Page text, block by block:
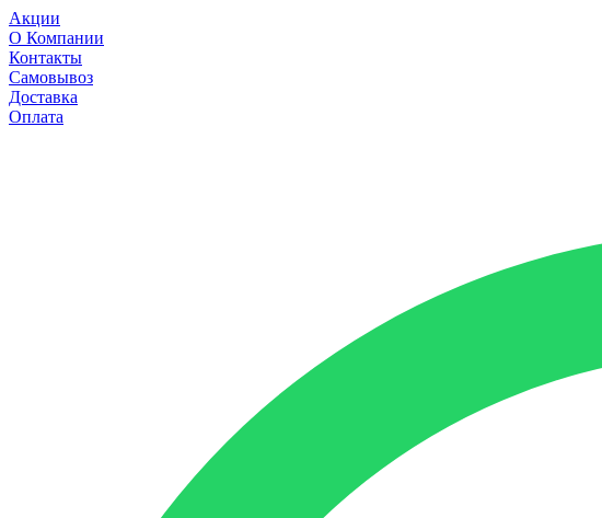
Акции
О Компании
Контакты
Самовывоз
Доставка
Оплата